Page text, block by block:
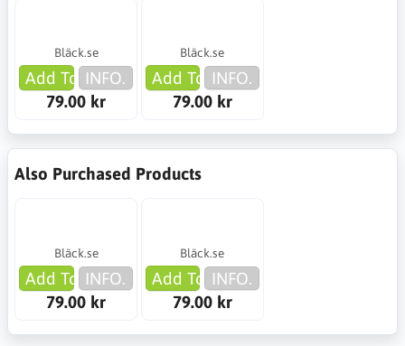
Bläck.se
Add To Cart
INFO.
79.00 kr
Bläck.se
Add To Cart
INFO.
79.00 kr
Also Purchased Products
Bläck.se
Add To Cart
INFO.
79.00 kr
Bläck.se
Add To Cart
INFO.
79.00 kr